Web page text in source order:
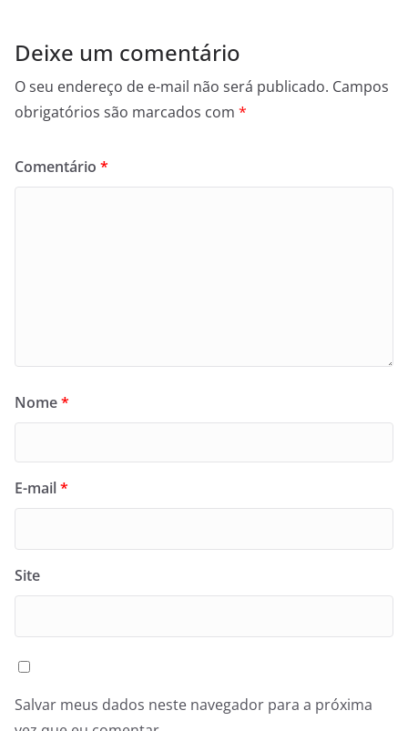
Deixe um comentário
O seu endereço de e-mail não será publicado. Campos
obrigatórios são marcados com *
Comentário *
Nome*
E-mail*
Site
Salvar meus dados neste navegador para a próxima